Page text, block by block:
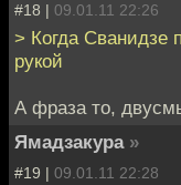
#18 | 09.01.11 22:26
> Когда Сванидзе
рукой
А фраза то,
Ямадзакура »
#19 | 09.01.11 22:28